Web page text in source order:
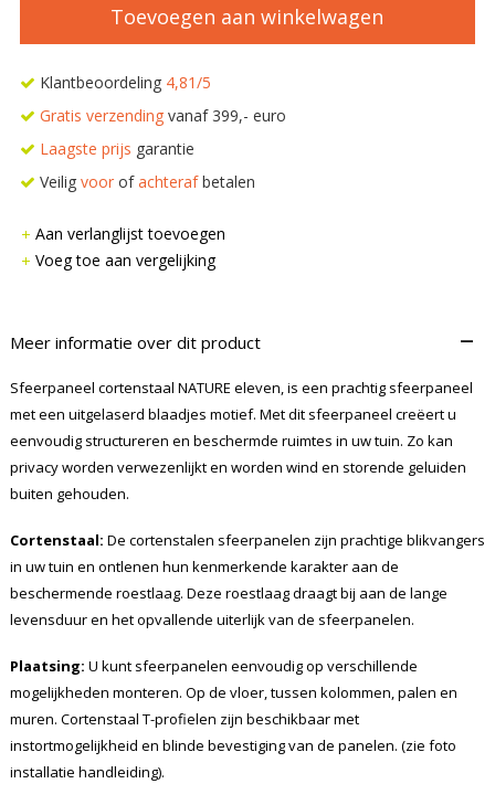
Toevoegen aan winkelwagen
Klantbeoordeling 4,81/5
Gratis verzendingvanaf 399,- euro
Laagste prijs garantie
Veilig voorofachterafbetalen
Aan verlanglijst toevoegen
Voeg toe aan vergelijking
Meer informatie over dit product –
Sfeerpaneel cortenstaal NATURE eleven, is een prachtig sfeerpaneel
met een uitgelaserd blaadjes motief. Met dit sfeerpaneel creëert u
eenvoudig structureren en beschermde ruimtes in uw tuin. Zo kan
privacy worden verwezenlijkt en worden wind en storende geluiden
buiten gehouden.
Cortenstaal: De cortenstalen sfeerpanelen zijn prachtige blikvangers
in uw tuin en ontlenen hun kenmerkende karakter aan de
beschermende roestlaag. Deze roestlaag draagt bij aan de lange
levensduur en het opvallende uiterlijk van de sfeerpanelen.
Plaatsing: U kunt sfeerpanelen eenvoudig op verschillende
mogelijkheden monteren. Op de vloer, tussen kolommen, palen en
muren. Cortenstaal T-profielen zijn beschikbaar met
instortmogelijkheid en blinde bevestiging van de panelen. (zie foto
installatie handleiding).